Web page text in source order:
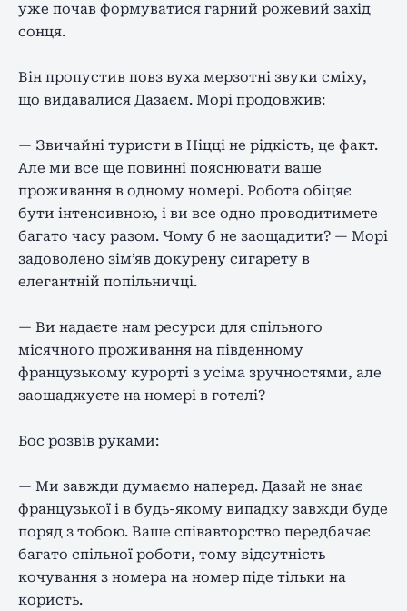
уже почав формуватися гарний рожевий захід
сонця.
Він пропустив повз вуха мерзотні звуки сміху,
що видавалися Дазаєм. Морі продовжив:
— Звичайні туристи в Ніцці не рідкість, це факт.
Але ми все ще повинні пояснювати ваше
проживання в одному номері. Робота обіцяє
бути інтенсивною, і ви все одно проводитимете
багато часу разом. Чому б не заощадити? — Морі
задоволено зім’яв докурену сигарету в
елегантній попільничці.
— Ви надаєте нам ресурси для спільного
місячного проживання на південному
французькому курорті з усіма зручностями, але
заощаджуєте на номері в готелі?
Бос розвів руками:
— Ми завжди думаємо наперед. Дазай не знає
французької і в будь-якому випадку завжди буде
поряд з тобою. Ваше співавторство передбачає
багато спільної роботи, тому відсутність
кочування з номера на номер піде тільки на
користь.